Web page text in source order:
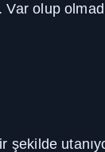
olup
şekilde